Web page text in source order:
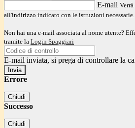
E-mail
all'indirizzo indicato con le istruzioni necessarie.
Non hai una e-mail associata al nome utente?
tramite la Login Spaggiari
E-mail inviata, si prega di controllare la
Errore
Chiudi
Successo
Chiudi